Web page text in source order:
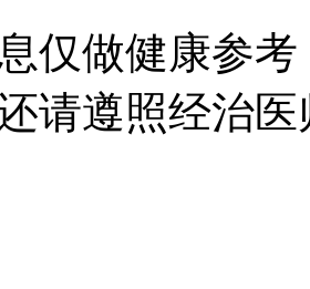
仅做健康参
请遵照经治医